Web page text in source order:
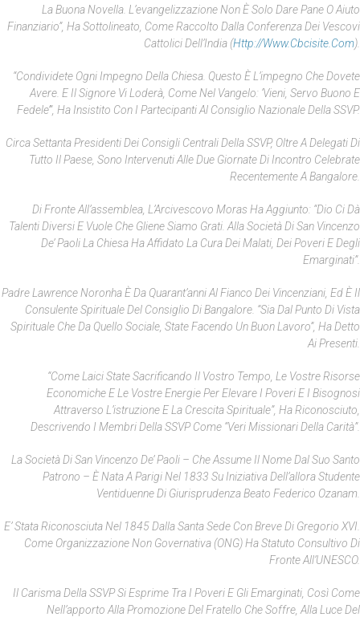
La Buona Novella. L’evangelizzazione Non È Solo Dare Pane O Aiuto
Finanziario”, Ha Sottolineato, Come Raccolto Dalla Conferenza Dei Vescovi
Cattolici Dell’India (Http://www.cbcisite.com).
“Condividete Ogni Impegno Della Chiesa. Questo È L’impegno Che Dovete
Avere. E Il Signore Vi Loderà, Come Nel Vangelo: ‘Vieni, Servo Buono E
Fedele’”, Ha Insistito Con I Partecipanti Al Consiglio Nazionale Della SSVP.
Circa Settanta Presidenti Dei Consigli Centrali Della SSVP, Oltre A Delegati Di
Tutto Il Paese, Sono Intervenuti Alle Due Giornate Di Incontro Celebrate
Recentemente A Bangalore.
Di Fronte All’assemblea, L’Arcivescovo Moras Ha Aggiunto: “Dio Ci Dà
Talenti Diversi E Vuole Che Gliene Siamo Grati. Alla Società Di San Vincenzo
De’ Paoli La Chiesa Ha Affidato La Cura Dei Malati, Dei Poveri E Degli
Emarginati”.
Padre Lawrence Noronha È Da Quarant’anni Al Fianco Dei Vincenziani, Ed È Il
Consulente Spirituale Del Consiglio Di Bangalore. “Sia Dal Punto Di Vista
Spirituale Che Da Quello Sociale, State Facendo Un Buon Lavoro”, Ha Detto
Ai Presenti.
“Come Laici State Sacrificando Il Vostro Tempo, Le Vostre Risorse
Economiche E Le Vostre Energie Per Elevare I Poveri E I Bisognosi
Attraverso L’istruzione E La Crescita Spirituale”, Ha Riconosciuto,
Descrivendo I Membri Della SSVP Come “veri Missionari Della Carità”.
La Società Di San Vincenzo De’ Paoli – Che Assume Il Nome Dal Suo Santo
Patrono – È Nata A Parigi Nel 1833 Su Iniziativa Dell’allora Studente
Ventiduenne Di Giurisprudenza Beato Federico Ozanam.
E’ Stata Riconosciuta Nel 1845 Dalla Santa Sede Con Breve Di Gregorio XVI.
Come Organizzazione Non Governativa (ONG) Ha Statuto Consultivo Di
Fronte All’UNESCO.
Il Carisma Della SSVP Si Esprime Tra I Poveri E Gli Emarginati, Così Come
Nell’apporto Alla Promozione Del Fratello Che Soffre, Alla Luce Del